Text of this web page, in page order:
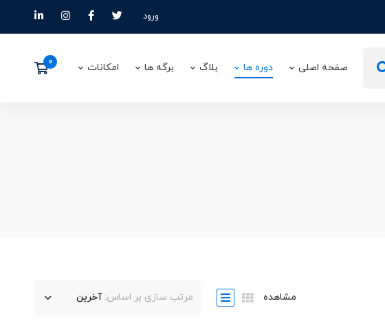
ورود
صفحه اصلی دوره ها بلاگ برگه ها امکانات
مشاهده مرتب سازی بر اساس: آخرین